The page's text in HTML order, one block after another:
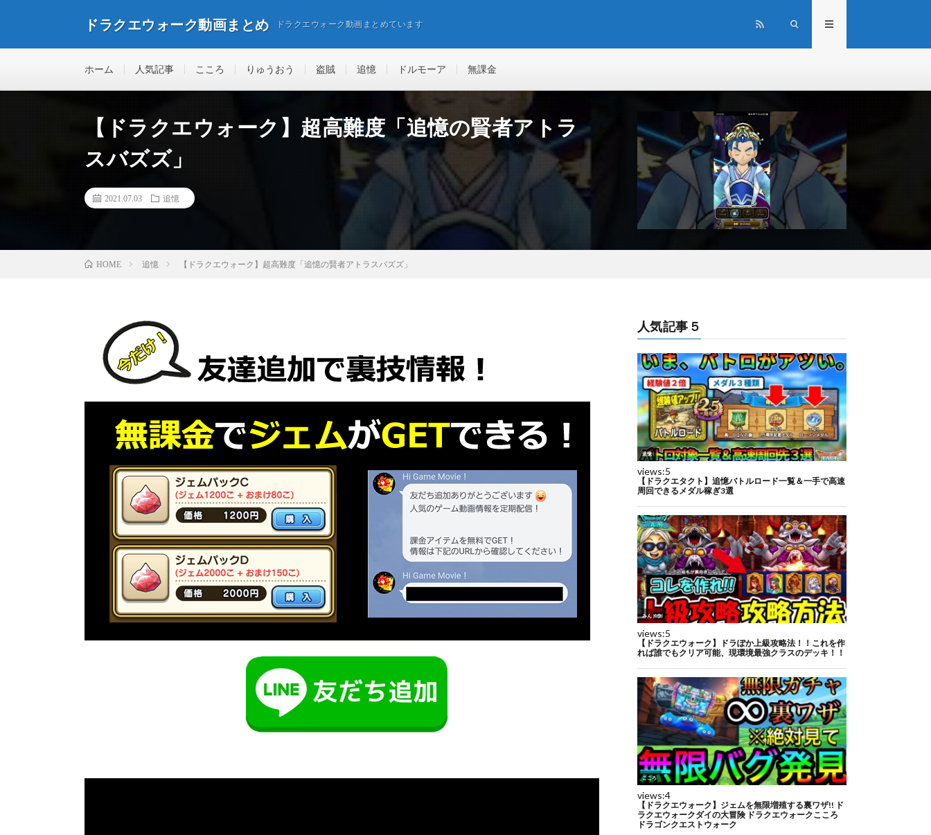
ドラクエウォーク動画まとめ ドラクエウォーク動画まとめています
ホーム 人気記事 こころ りゅうおう 盗賊 追憶 ドルモーア 無課金
【ドラクエウォーク】超高難度「追憶の賢者アトラ
スバズズ」
2021.07.03 追憶
HOME 追憶 【ドラクエウォーク】超高難度「追憶の賢者アトラスバズズ」
人気記事５